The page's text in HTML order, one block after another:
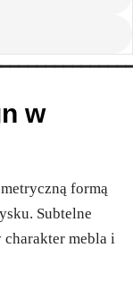
w
formą
Subtelne
mebla i